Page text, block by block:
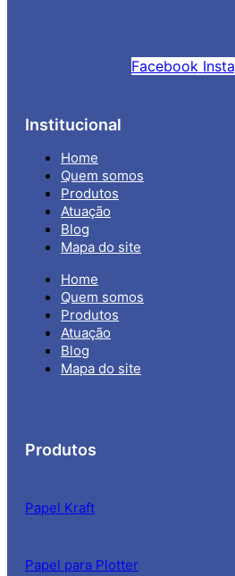
Facebook
Institucional
Home
Quem somos
Produtos
Atuação
Blog
Mapa do site
Home
Quem somos
Produtos
Atuação
Blog
Mapa do site
Produtos
Papel Kraft
Papel para Plotter